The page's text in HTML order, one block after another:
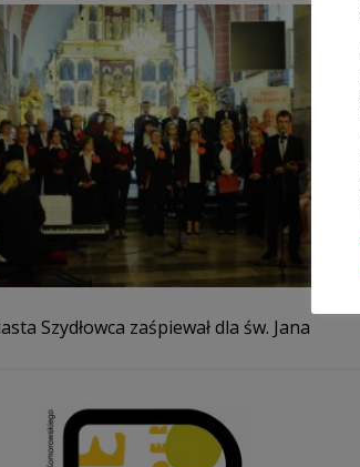
Szydłowca zaśpiewał dla św. Jana